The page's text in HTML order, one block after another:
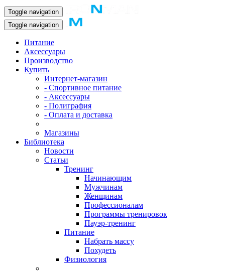
Toggle navigation
Toggle navigation
Питание
Аксессуары
Производство
Купить
Интернет-магазин
- Спортивное питание
- Аксессуары
- Полиграфия
- Оплата и доставка
Магазины
Библиотека
Новости
Статьи
Тренинг
Начинающим
Мужчинам
Женщинам
Профессионалам
Программы тренировок
Пауэр-тренинг
Питание
Набрать массу
Похудеть
Физиология